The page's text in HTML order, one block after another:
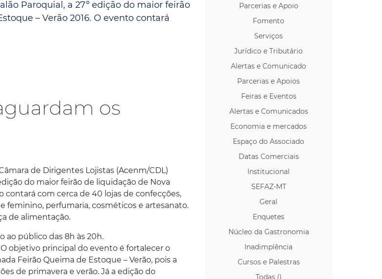
Espaços p/ Locação
Paroquial, a 27º edição do maior feirão
– Verão 2016. O evento contará
os
de Dirigentes Lojistas (Acenm/CDL)
do maior feirão de liquidação de Nova
contará com cerca de 40 lojas de confecções,
feminino, perfumaria, cosméticos e artesanato.
de alimentação.
ao público das 8h às 20h.
objetivo principal do evento é fortalecer o
Feirão Queima de Estoque – Verão, pois a
de primavera e verão. Já a edição do
Parcerias e Apoio
Fomento
Serviços
Jurídico e Tributário
Alertas e Comunicado
Parcerias e Apoios
Feiras e Eventos
Alertas e Comunicados
Economia e mercados
Espaço do Associado
Datas Comerciais
Institucional
SEFAZ-MT
Geral
Enquetes
Núcleo da Gastronomia
Inadimplência
Cursos e Palestras
Todas ()